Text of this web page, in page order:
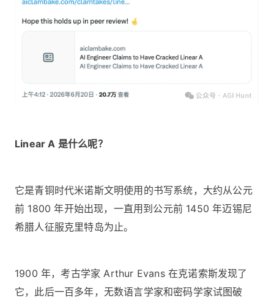
Linear A 是什么呢？
它是青铜时代米诺斯文明使用的书写系统，大约从公元
前 1800 年开始出现，一直用到公元前 1450 年迈锡尼
希腊人征服克里特岛为止。
1900 年，考古学家 Arthur Evans 在克诺索斯发现了
它，此后一百多年，无数语言学家和密码学家试图破